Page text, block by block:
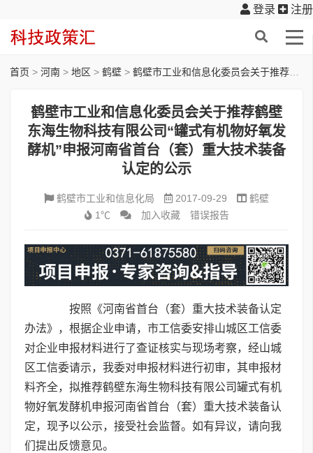
登录 注册
首页 > 河南 > 地区 > 鹤壁 > 鹤壁市工业和信息化委员会关于推荐鹤壁东海生物科技有限公司“罐式有机物好氧发酵机”申报河南省首台（套）重大技术装备认定的公示
鹤壁市工业和信息化委员会关于推荐鹤壁
东海生物科技有限公司“罐式有机物好氧发
酵机”申报河南省首台（套）重大技术装备
认定的公示
鹤壁市工业和信息化局 2017-09-29
鹤壁
1℃
加入收藏 错误报告
按照《河南省首台（套）重大技术装备认定
办法》，根据企业申请，市工信委安排山城区工信委
对企业申报材料进行了查证核实与现场考察，经山城
区工信委请示，我委对申报材料进行初审，其申报材
料齐全，拟推荐鹤壁东海生物科技有限公司罐式有机
物好氧发酵机申报河南省首台（套）重大技术装备认
定，现予以公示，接受社会监督。如有异议，请向我
们提出反馈意见。